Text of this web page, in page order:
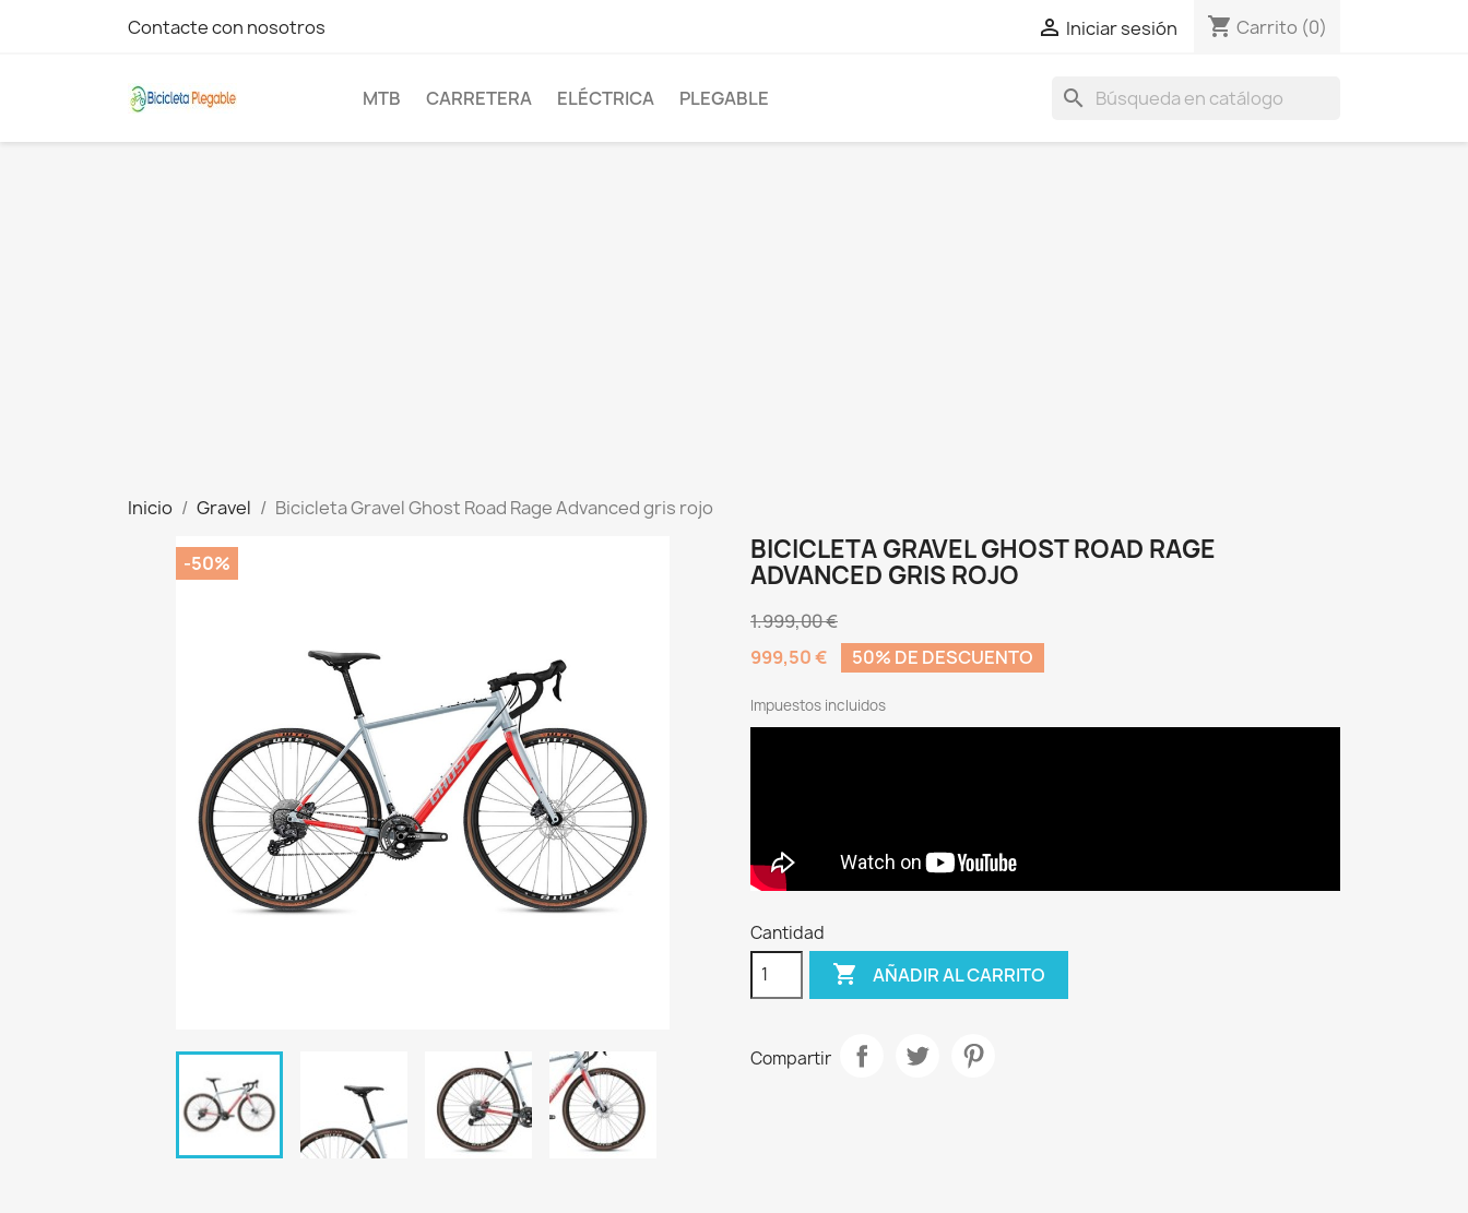
Contacte con nosotros  Iniciar sesión shopping_cart Carrito (0)
MTB CARRETERA ELÉCTRICA PLEGABLE search
Inicio Gravel Bicicleta Gravel Ghost Road Rage Advanced gris rojo
-50%
BICICLETA GRAVEL GHOST ROAD RAGE
ADVANCED GRIS ROJO
1.999,00 €
999,50 €
50% DE DESCUENTO
Impuestos incluidos
Cantidad
 AÑADIR AL CARRITO
Compartir